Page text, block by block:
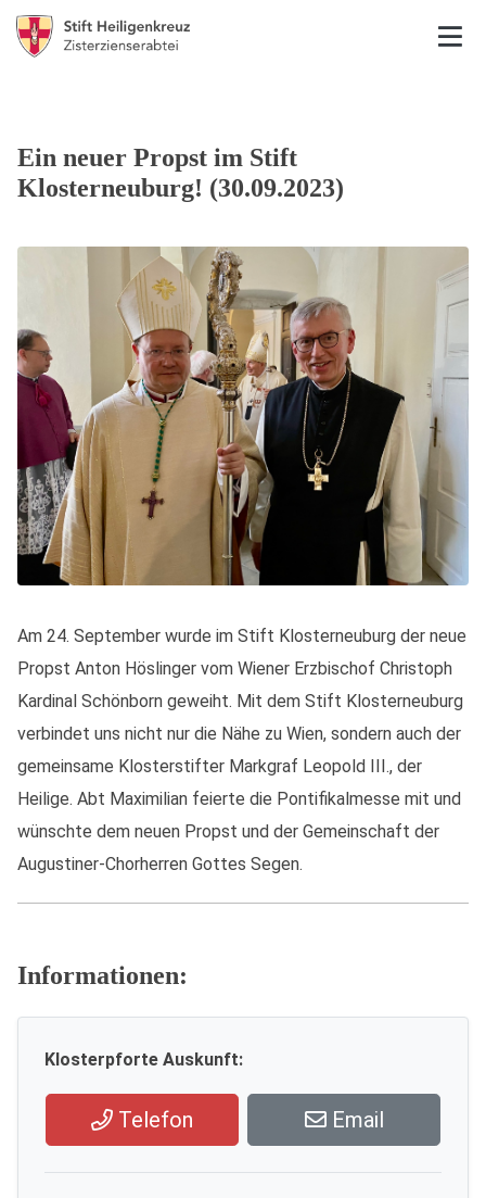
Ein neuer Propst im Stift
Klosterneuburg! (30.09.2023)
Am 24. September wurde im Stift Klosterneuburg der neue
Propst Anton Höslinger vom Wiener Erzbischof Christoph
Kardinal Schönborn geweiht. Mit dem Stift Klosterneuburg
verbindet uns nicht nur die Nähe zu Wien, sondern auch der
gemeinsame Klosterstifter Markgraf Leopold III., der
Heilige. Abt Maximilian feierte die Pontifikalmesse mit und
wünschte dem neuen Propst und der Gemeinschaft der
Augustiner-Chorherren Gottes Segen.
Informationen:
Klosterpforte Auskunft:
Telefon Email